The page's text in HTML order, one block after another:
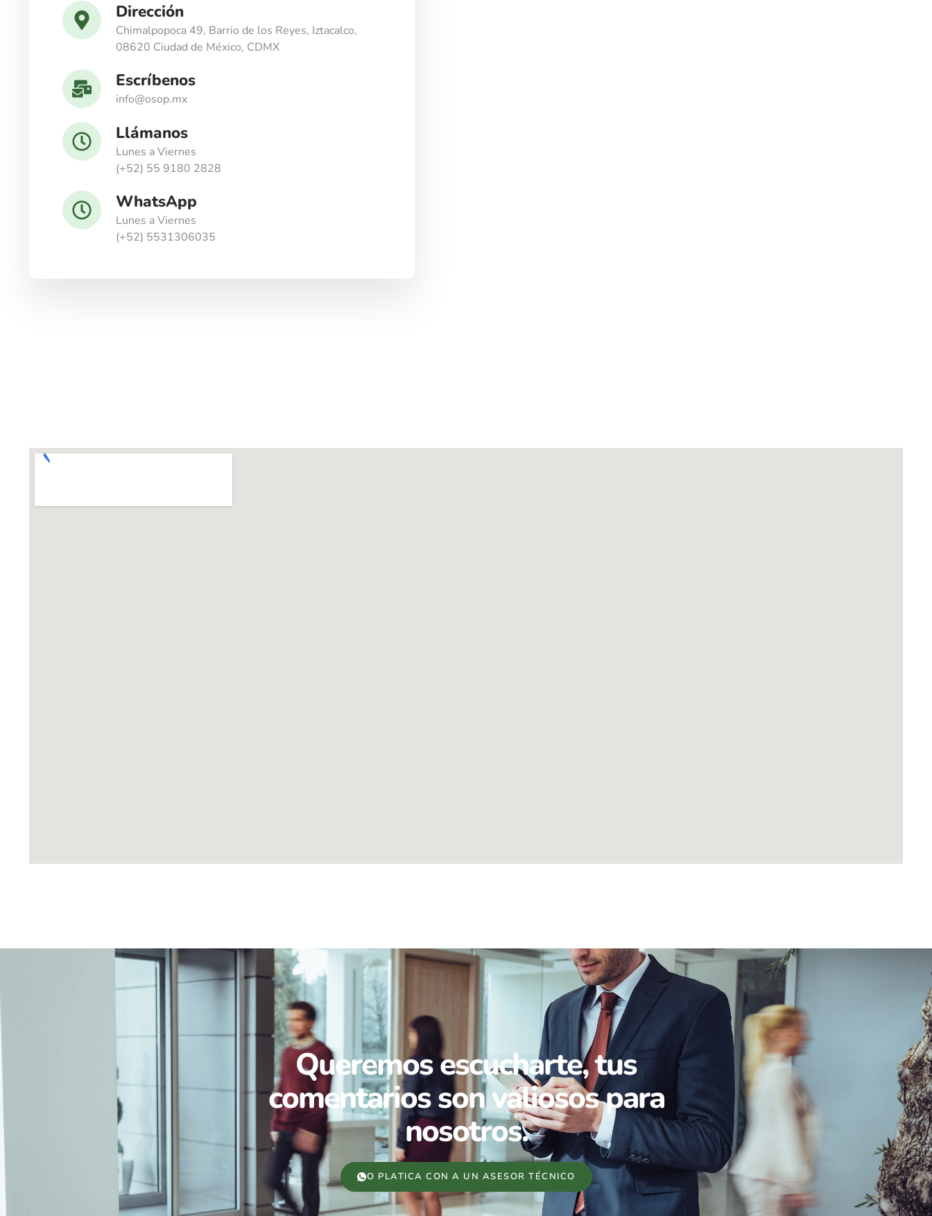
Dirección
Chimalpopoca 49, Barrio de los Reyes, Iztacalco,
08620 Ciudad de México, CDMX
Escríbenos
info@osop.mx
Llámanos
Lunes a Viernes
(+52) 55 9180 2828
WhatsApp
Lunes a Viernes
(+52) 5531306035
Queremos escucharte, tus
comentarios son valiosos para
nosotros.
O PLATICA CON A UN ASESOR TÉCNICO